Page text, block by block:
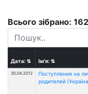
Всього зібрано:
Дата:⇅ Ім'я:⇅
30.04.2012
Поступления на
родителей